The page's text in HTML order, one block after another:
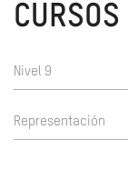
CURSOS
Nivel 9
Representación